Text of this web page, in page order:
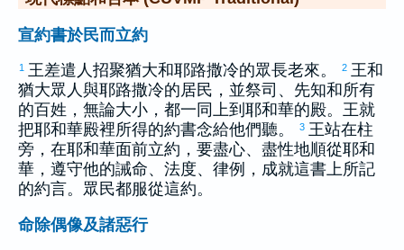
宣約書於民而立約
1 王差遣人招聚猶大和耶路撒冷的眾長老來。 2 王和
猶大眾人與耶路撒冷的居民，並祭司、先知和所有
的百姓，無論大小，都一同上到耶和華的殿。王就
把耶和華殿裡所得的約書念給他們聽。
3 王站在柱
旁，在耶和華面前立約，要盡心、盡性地順從耶和
華，遵守他的誡命、法度、律例，成就這書上所記
的約言。眾民都服從這約。
命除偶像及諸惡行